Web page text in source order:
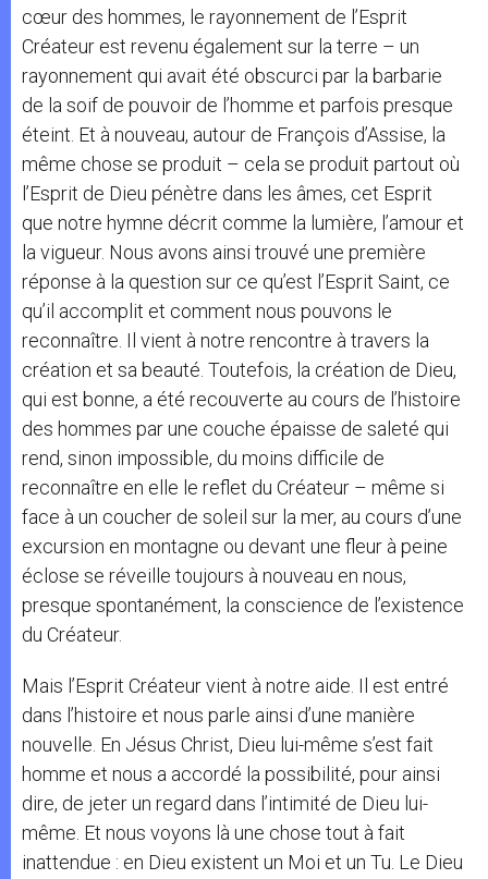
cœur des hommes, le rayonnement de l’Esprit
Créateur est revenu également sur la terre – un
rayonnement qui avait été obscurci par la barbarie
de la soif de pouvoir de l’homme et parfois presque
éteint. Et à nouveau, autour de François d’Assise, la
même chose se produit – cela se produit partout où
l’Esprit de Dieu pénètre dans les âmes, cet Esprit
que notre hymne décrit comme la lumière, l’amour et
la vigueur. Nous avons ainsi trouvé une première
réponse à la question sur ce qu’est l’Esprit Saint, ce
qu’il accomplit et comment nous pouvons le
reconnaître. Il vient à notre rencontre à travers la
création et sa beauté. Toutefois, la création de Dieu,
qui est bonne, a été recouverte au cours de l’histoire
des hommes par une couche épaisse de saleté qui
rend, sinon impossible, du moins difficile de
reconnaître en elle le reflet du Créateur – même si
face à un coucher de soleil sur la mer, au cours d’une
excursion en montagne ou devant une fleur à peine
éclose se réveille toujours à nouveau en nous,
presque spontanément, la conscience de l’existence
du Créateur.
Mais l’Esprit Créateur vient à notre aide. Il est entré
dans l’histoire et nous parle ainsi d’une manière
nouvelle. En Jésus Christ, Dieu lui-même s’est fait
homme et nous a accordé la possibilité, pour ainsi
dire, de jeter un regard dans l’intimité de Dieu lui-
même. Et nous voyons là une chose tout à fait
inattendue : en Dieu existent un Moi et un Tu. Le Dieu